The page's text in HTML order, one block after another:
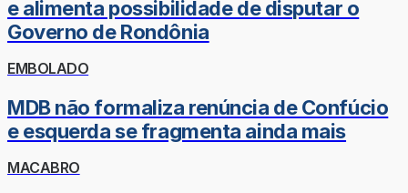
e alimenta possibilidade de disputar o
Governo de Rondônia
EMBOLADO
MDB não formaliza renúncia de Confúcio
e esquerda se fragmenta ainda mais
MACABRO